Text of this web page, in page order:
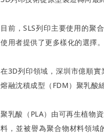
目前，SLS列印主要使用的聚
使用者提供了更多樣化的選擇
在3D列印領域，深圳市億順
熔融沈積成型（FDM）聚乳酸
聚乳酸（PLA）由可再生植物
料，並被譽為聚合物材料領域